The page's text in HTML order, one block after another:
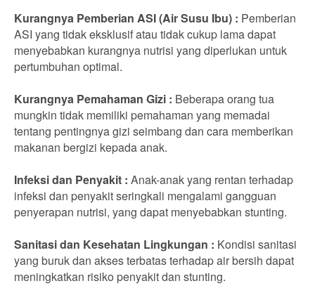
Kurangnya Pemberian ASI (Air Susu Ibu) : Pemberian
ASI yang tidak eksklusif atau tidak cukup lama dapat
menyebabkan kurangnya nutrisi yang diperlukan untuk
pertumbuhan optimal.
Kurangnya Pemahaman Gizi : Beberapa orang tua
mungkin tidak memiliki pemahaman yang memadai
tentang pentingnya gizi seimbang dan cara memberikan
makanan bergizi kepada anak.
Infeksi dan Penyakit : Anak-anak yang rentan terhadap
infeksi dan penyakit seringkali mengalami gangguan
penyerapan nutrisi, yang dapat menyebabkan stunting.
Sanitasi dan Kesehatan Lingkungan : Kondisi sanitasi
yang buruk dan akses terbatas terhadap air bersih dapat
meningkatkan risiko penyakit dan stunting.